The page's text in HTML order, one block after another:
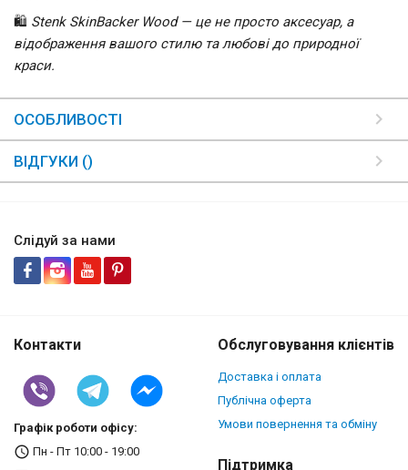
🛍️ Stenk SkinBacker Wood — це не просто аксесуар, а
відображення вашого стилю та любові до природної
краси.
ОСОБЛИВОСТІ
ВІДГУКИ ()
Слідуй за нами
Контакти
Графік роботи офісу:
Пн - Пт 10:00 - 19:00
Обслуговування клієнтів
Доставка і оплата
Публічна оферта
Умови повернення та обміну
Підтримка